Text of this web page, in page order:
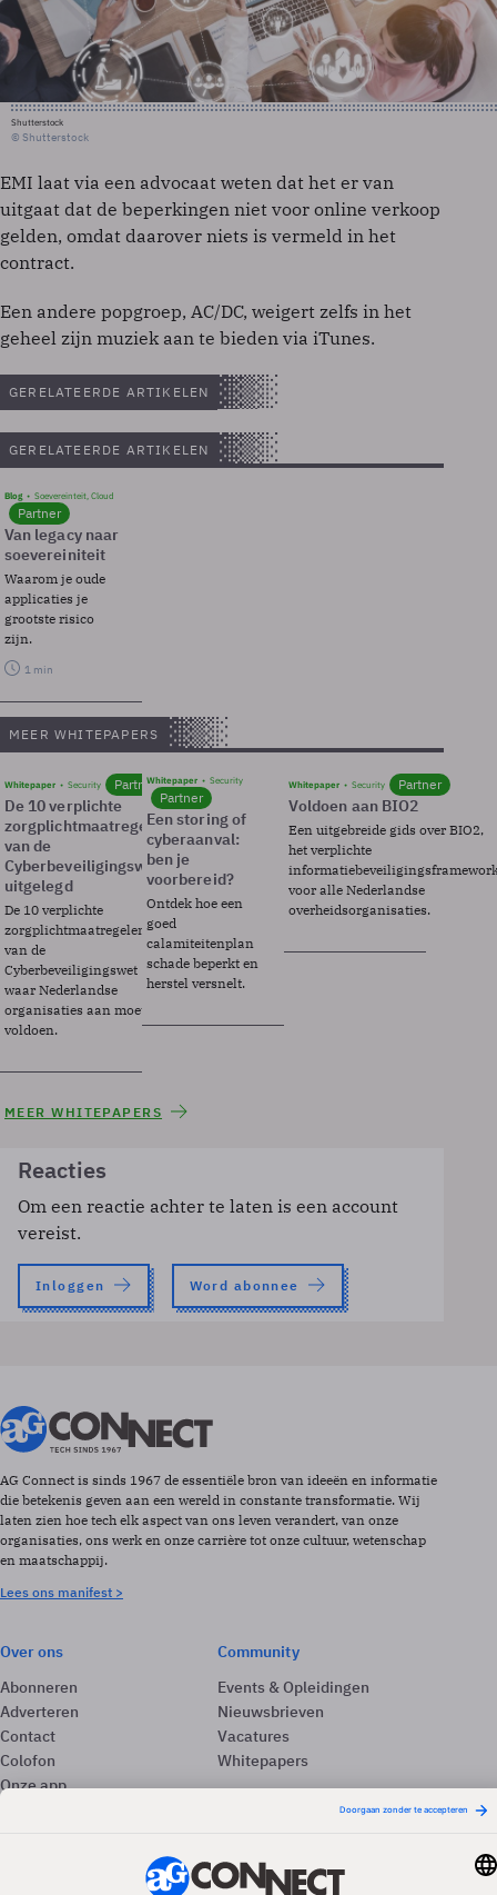
Shutterstock
© Shutterstock
EMI laat via een advocaat weten dat het er van
uitgaat dat de beperkingen niet voor online verkoop
gelden, omdat daarover niets is vermeld in het
contract.
Een andere popgroep, AC/DC, weigert zelfs in het
geheel zijn muziek aan te bieden via iTunes.
GERELATEERDE ARTIKELEN
GERELATEERDE ARTIKELEN
Blog Soevereinteit, Cloud
Partner
Van legacy naar
soevereiniteit
Waarom je oude
applicaties je
grootste risico
zijn.
1 min
MEER WHITEPAPERS
Whitepaper Security Partner
De 10 verplichte
zorgplichtmaatregelen
van de
Cyberbeveiligingswet
uitgelegd
De 10 verplichte
zorgplichtmaatregelen
van de
Cyberbeveiligingswet
waar Nederlandse
organisaties aan moeten
voldoen.
Whitepaper Security
Partner
Een storing of
cyberaanval:
ben je
voorbereid?
Ontdek hoe een
goed
calamiteitenplan
schade beperkt en
herstel versnelt.
Whitepaper Security Partner
Voldoen aan BIO2
Een uitgebreide gids over BIO2,
het verplichte
voor alle Nederlandse
overheidsorganisaties.
MEER WHITEPAPERS
Reacties
Om een reactie achter te laten is een account
vereist.
Inloggen Word abonnee
AG Connect is sinds 1967 de essentiële bron van ideeën en informatie
die betekenis geven aan een wereld in constante transformatie. Wij
laten zien hoe tech elk aspect van ons leven verandert, van onze
organisaties, ons werk en onze carrière tot onze cultuur, wetenschap
en maatschappij.
Lees ons manifest >
Over ons
Abonneren
Adverteren
Contact
Colofon
Onze app
Community
Events & Opleidingen
Nieuwsbrieven
Vacatures
Whitepapers